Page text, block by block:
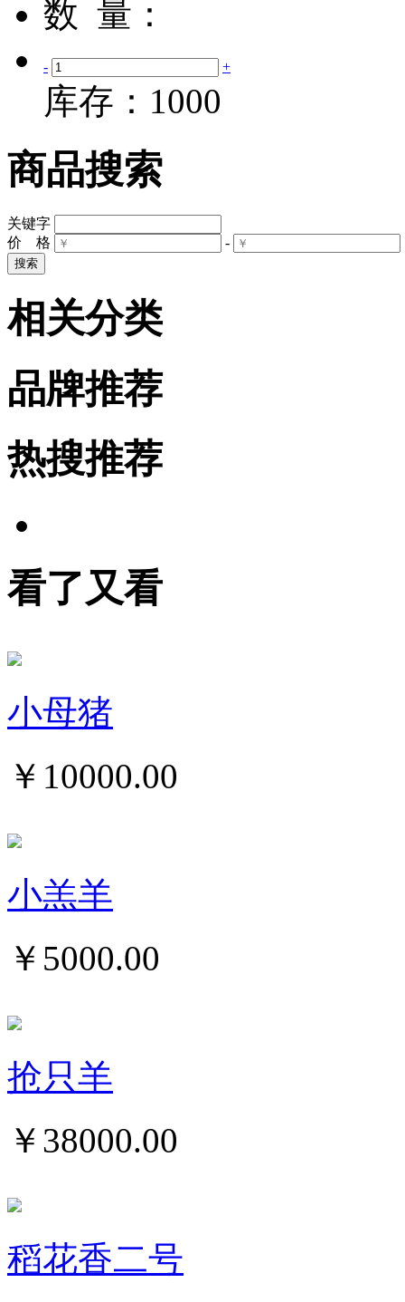
数 量：
- +
库存： 1000
商品搜索
关键字
价 格
-
相关分类
品牌推荐
热搜推荐
看了又看
小母猪
￥ 10000.00
小羔羊
￥ 5000.00
抢只羊
￥ 38000.00
稻花香二号